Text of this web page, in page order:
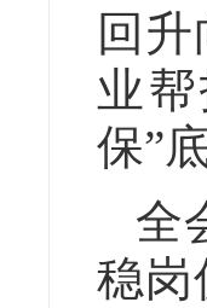
回
业
保”
全
稳岗